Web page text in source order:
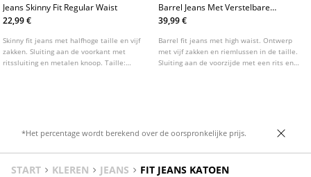
Jeans Skinny Fit Regular Waist
22,99 €
Skinny fit jeans met halfhoge taille en vijf
zakken. Sluiting aan de voorkant met
ritssluiting en metalen knoop. Taille:
Barrel Jeans Met Verstelbare
Band
39,99 €
Barrel fit jeans met high waist. Ontwerp
met vijf zakken en riemlussen in de taille.
Sluiting aan de voorzijde met een rits en
*Het percentage wordt berekend over de oorspronkelijke prijs.
START KLEREN JEANS FIT JEANS KATOEN